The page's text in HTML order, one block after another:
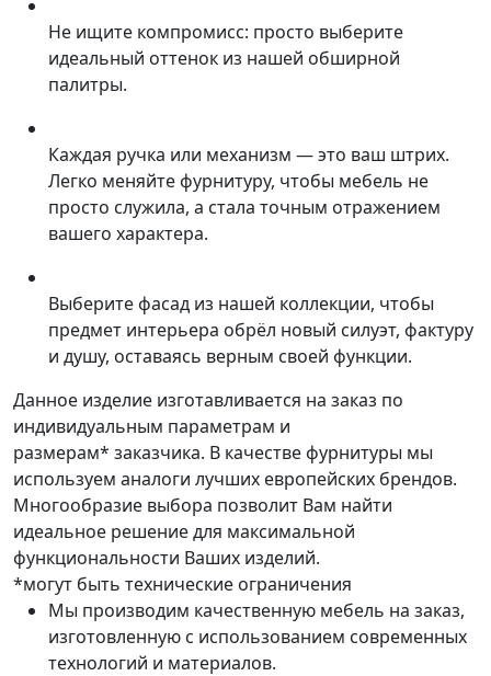
Не ищите компромисс: просто выберите
идеальный оттенок из нашей обширной
палитры.
Каждая ручка или механизм — это ваш штрих.
Легко меняйте фурнитуру, чтобы мебель не
просто служила, а стала точным отражением
вашего характера.
Выберите фасад из нашей коллекции, чтобы
предмет интерьера обрёл новый силуэт, фактуру
и душу, оставаясь верным своей функции.
Данное изделие изготавливается на заказ по
индивидуальным параметрам и
размерам* заказчика. В качестве фурнитуры мы
используем аналоги лучших европейских брендов.
Многообразие выбора позволит Вам найти
идеальное решение для максимальной
функциональности Ваших изделий.
*могут быть технические ограничения
Мы производим качественную мебель на заказ,
изготовленную с использованием современных
технологий и материалов.